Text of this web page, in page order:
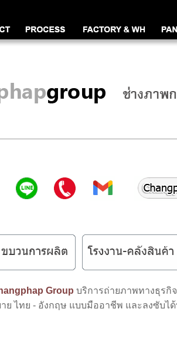
Group บริการถ่ายภาพทางธุรกิ
าย ไทย - อังกฤษ แบบมืออาชีพ และลงซับ